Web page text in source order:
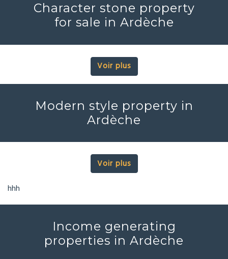
Character stone property
for sale in Ardèche
Voir plus
Modern style property in
Ardèche
Voir plus
hhh
Income generating
properties in Ardèche